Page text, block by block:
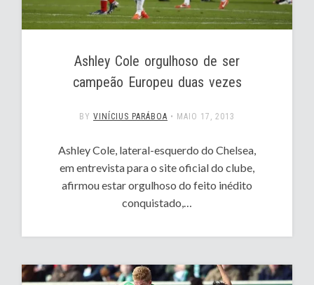
Ashley Cole orgulhoso de ser
campeão Europeu duas vezes
BY VINÍCIUS PARÁBOA • MAIO 17, 2013
Ashley Cole, lateral-esquerdo do Chelsea,
em entrevista para o site oficial do clube,
afirmou estar orgulhoso do feito inédito
conquistado,…